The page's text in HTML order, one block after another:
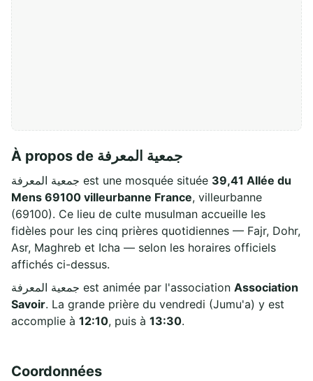
À propos de جمعية المعرفة
جمعية المعرفة est une mosquée située 39,41 Allée du
Mens 69100 villeurbanne France, villeurbanne
(69100). Ce lieu de culte musulman accueille les
fidèles pour les cinq prières quotidiennes — Fajr, Dohr,
Asr, Maghreb et Icha — selon les horaires officiels
affichés ci-dessus.
جمعية المعرفة est animée par l'association Association
Savoir. La grande prière du vendredi (Jumu'a) y est
accomplie à 12:10, puis à 13:30.
Coordonnées